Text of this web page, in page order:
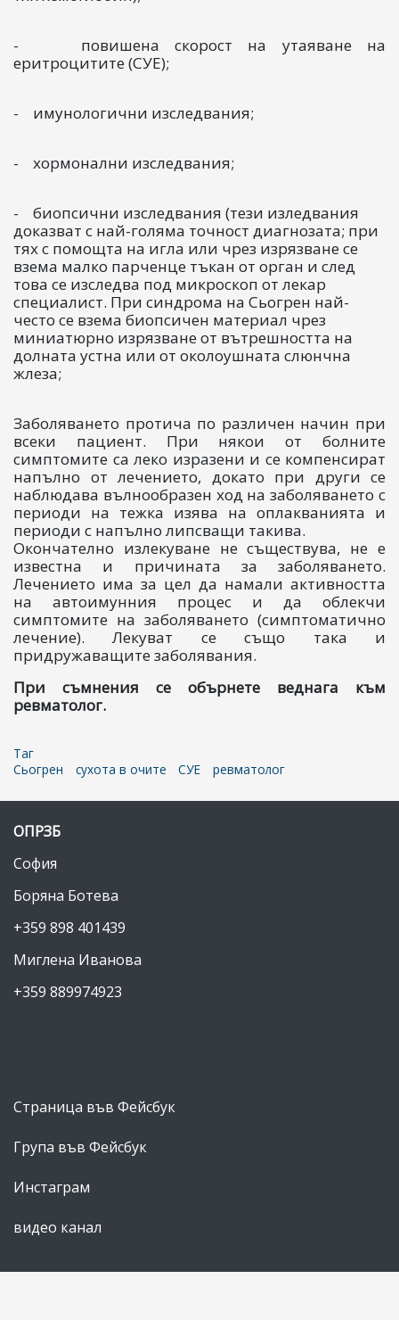
- повишена скорост на утаяване на
еритроцитите (СУЕ);
- имунологични изследвания;
- хормонални изследвания;
- биопсични изследвания (тези изледвания
доказват с най-голяма точност диагнозата; при
тях с помощта на игла или чрез изрязване се
взема малко парченце тъкан от орган и след
това се изследва под микроскоп от лекар
специалист. При синдрома на Сьогрен най-
често се взема биопсичен материал чрез
миниатюрно изрязване от вътрешността на
долната устна или от околоушната слюнчна
жлеза;
Заболяването протича по различен начин при
всеки пациент. При някои от болните
симптомите са леко изразени и се компенсират
напълно от лечението, докато при други се
наблюдава вълнообразен ход на заболяването с
периоди на тежка изява на оплакванията и
периоди с напълно липсващи такива.
Окончателно излекуване не съществува, не е
известна и причината за заболяването.
Лечението има за цел да намали активността
на автоимунния процес и да облекчи
симптомите на заболяването (симптоматично
лечение). Лекуват се също така и
придружаващите заболявания.
При съмнения се обърнете веднага към
ревматолог.
Таг
Сьогрен
сухота в очите СУЕ ревматолог
ОПРЗБ
София
Боряна Ботева
+359 898 401439
Миглена Иванова
+359 889974923
Страница във Фейсбук
Група във Фейсбук
Инстаграм
видео канал